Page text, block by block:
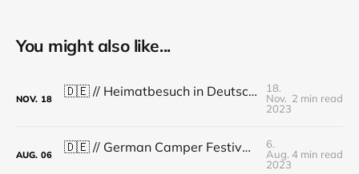
You might also like...
NOV. 18 🇩🇪 // Heimatbesuch in Deutschland // Reisewoche 56 - 70 // KW 32 - 46
18.
Nov.
2023
2 min read
AUG. 06 🇩🇪 // German Camper Festival // Reisewoche 55 // KW 31
6.
Aug.
2023
4 min read